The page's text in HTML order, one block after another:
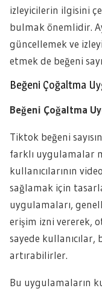
izleyicilerin ilgisini
bulmak önemlidir.
güncellemek ve
etmek de beğeni
Beğeni Çoğaltma
Beğeni Çoğaltma
Tiktok beğeni
farklı uygulamalar
kullanıcılarının
sağlamak için
uygulamaları,
erişim izni vererek,
sayede kullanıcılar,
artırabilirler.
Bu uygulamaların